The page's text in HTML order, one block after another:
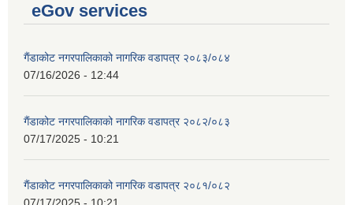
eGov services
गैंडाकोट नगरपालिकाको नागरिक वडापत्र २०८३/०८४
07/16/2026 - 12:44
गैंडाकोट नगरपालिकाको नागरिक वडापत्र २०८२/०८३
07/17/2025 - 10:21
गैंडाकोट नगरपालिकाको नागरिक वडापत्र २०८१/०८२